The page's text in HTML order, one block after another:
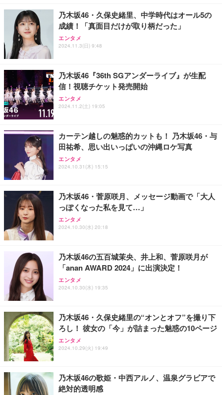
乃木坂46・久保史緒里、中学時代はオール5の
成績！「真面目だけが取り柄だった」
エンタメ
2024.11.3(日) 9:48
乃木坂46『36th SGアンダーライブ』が生配
信！視聴チケット発売開始
エンタメ
2024.11.2(土) 19:05
カーテン越しの魅惑的カットも！ 乃木坂46・与
田祐希、思い出いっぱいの沖縄ロケ写真
エンタメ
2024.10.31(木) 15:15
乃木坂46・菅原咲月、メッセージ動画で「大人
っぽくなった私を見て…」
エンタメ
2024.10.30(水) 20:18
乃木坂46の五百城茉央、井上和、菅原咲月が
「anan AWARD 2024」に出演決定！
エンタメ
2024.10.30(水) 19:35
乃木坂46・久保史緒里の“オンとオフ”を撮り下
ろし！ 彼女の「今」が詰まった魅惑の10ページ
エンタメ
2024.10.29(火) 19:49
乃木坂46の歌姫・中西アルノ、温泉グラビアで
絶対的透明感